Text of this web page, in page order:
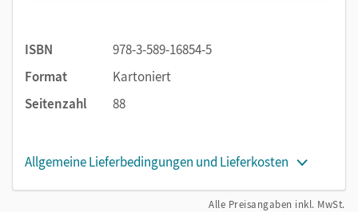
ISBN
978-3-589-16854-5
Format
Kartoniert
Seitenzahl
88
Allgemeine Lieferbedingungen und Lieferkosten
Alle Preisangaben inkl. MwSt.